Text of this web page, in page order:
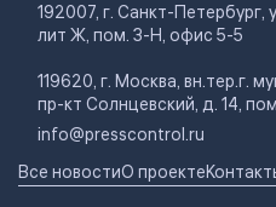
192007, г. Санкт-Петербург,
лит Ж, пом. 3-Н, офис 5-5
119620, г. Москва, вн.тер.г.
пр-кт Солнцевский, д. 14,
info@presscontrol.ru
Все новостиО проекте